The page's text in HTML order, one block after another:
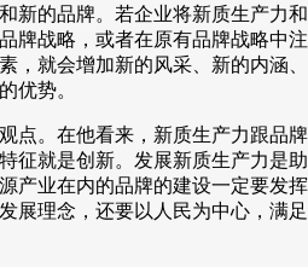
新的品牌。若企业将新质生产力和
牌战略，或者在原有品牌战略中注
，就会增加新的风采、新的内涵、
优势。
点。在他看来，新质生产力跟品牌
征就是创新。发展新质生产力是助
产业在内的品牌的建设一定要发挥
展理念，还要以人民为中心，满足